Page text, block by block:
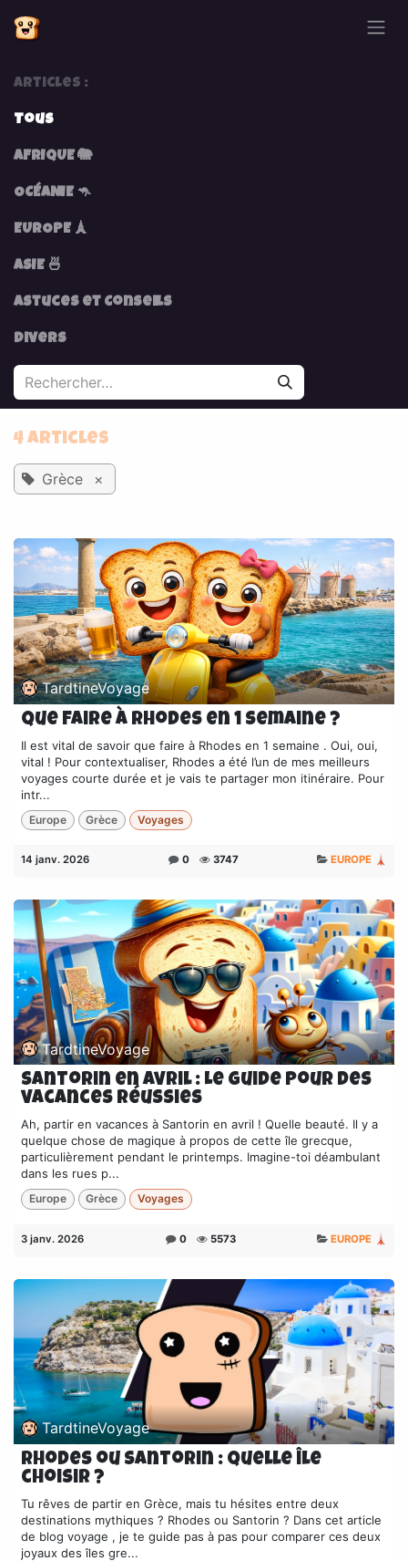
Articles :
Tous
AFRIQUE 🐘
OCÉANIE 🦘
EUROPE 🗼
ASIE 🍜
Astuces et Conseils
Divers
4 Articles
Grèce ×
TardtineVoyage
que faire à rhodes en 1 semaine ?
Il est vital de savoir que faire à Rhodes en 1 semaine . Oui, oui,
vital ! Pour contextualiser, Rhodes a été l’un de mes meilleurs
voyages courte durée et je vais te partager mon itinéraire. Pour
intr...
Europe Grèce Voyages
14 janv. 2026 0 3747 EUROPE 🗼
TardtineVoyage
Santorin en avril : Le guide pour des
vacances réussies
Ah, partir en vacances à Santorin en avril ! Quelle beauté. Il y a
quelque chose de magique à propos de cette île grecque,
particulièrement pendant le printemps. Imagine-toi déambulant
dans les rues p...
Europe Grèce Voyages
3 janv. 2026 0 5573 EUROPE 🗼
TardtineVoyage
Rhodes ou Santorin : Quelle île
choisir ?
Tu rêves de partir en Grèce, mais tu hésites entre deux
destinations mythiques ? Rhodes ou Santorin ? Dans cet article
de blog voyage , je te guide pas à pas pour comparer ces deux
joyaux des îles gre...